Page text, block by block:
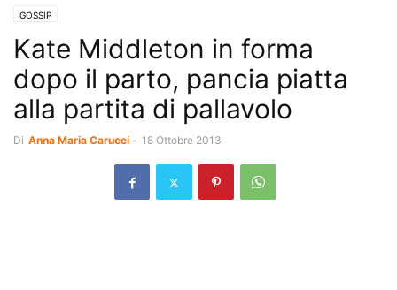
GOSSIP
Kate Middleton in forma
dopo il parto, pancia piatta
alla partita di pallavolo
Di Anna Maria Carucci - 18 Ottobre 2013